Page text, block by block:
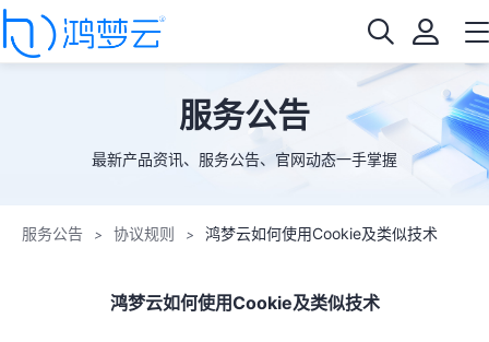
服务公告
最新产品资讯、服务公告、官网动态一手掌握
服务公告 > 协议规则 > 鸿梦云如何使用Cookie及类似技术
鸿梦云如何使用Cookie及类似技术